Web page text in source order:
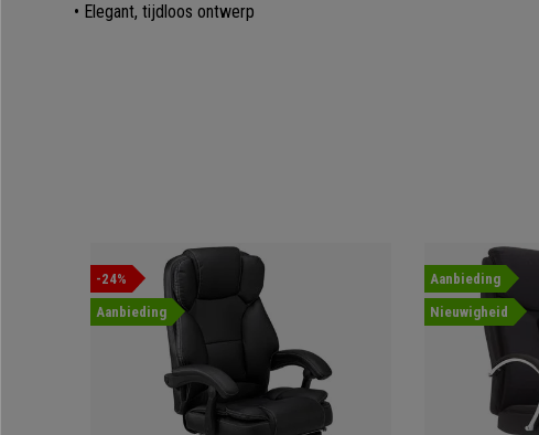
• Elegant, tijdloos ontwerp
-24%
Aanbieding
Aanbieding
Nieuwigheid